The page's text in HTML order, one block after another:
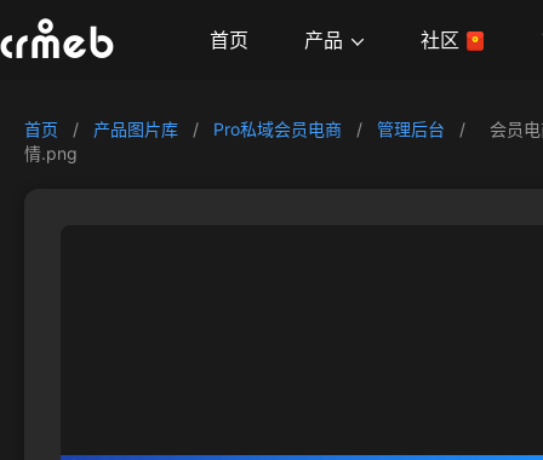
首页 产品 社区
首页 / 产品图片库 / Pro私域会员电商 / 管理后台 /
会员
情.png